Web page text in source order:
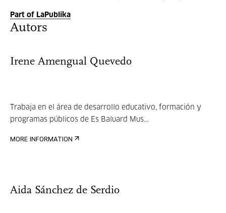
Part of LaPublika
Autors
Irene Amengual Quevedo
Trabaja en el área de desarrollo educativo, formación y
programas públicos de Es Baluard Mus...
MORE INFORMATION
Aida Sánchez de Serdio